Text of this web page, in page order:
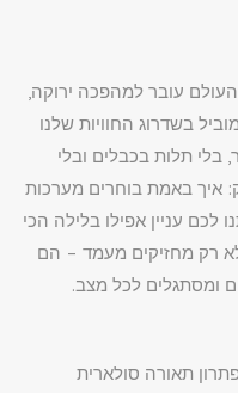
עובר למהפכה ירוקה,
בשדרוג החוויות שלנו
בלי תלות בכבלים ובלי
איך באמת בוחרים מערכות
לכם עניין אפילו בלילה הכי
רק מחזיקים מעמד – הם
ומסתגלים לכל מצב.
תאורה סולארית